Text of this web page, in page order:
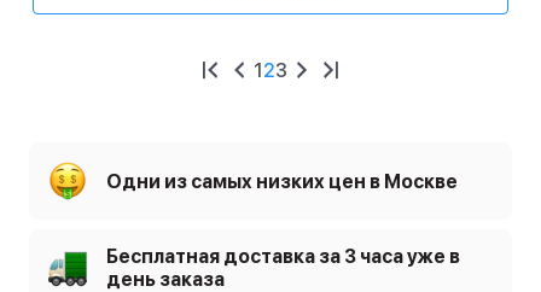
123
Одни из самых низких цен в Москве
Бесплатная доставка за 3 часа уже в
день заказа